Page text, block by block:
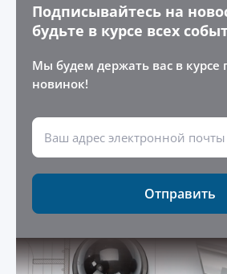
Подписывайтесь на
будьте в курсе всех
Мы будем держать вас в курсе
новинок!
Отправить